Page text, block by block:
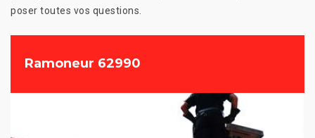
poser toutes vos questions.
Ramoneur 62990